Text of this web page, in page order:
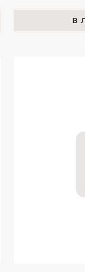
В